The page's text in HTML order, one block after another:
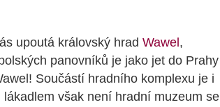
upoutá královský hrad Wawel ,
panovníků je jako jet do Prahy
Součástí hradního komplexu je i
však není hradní muzeum se